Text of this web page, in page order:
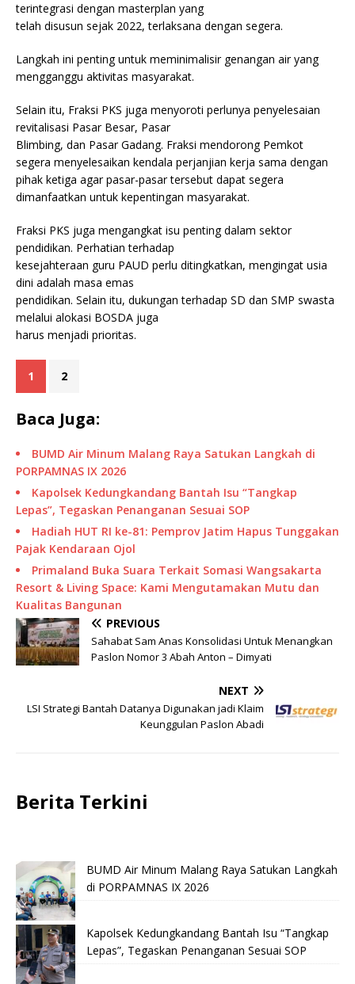
terintegrasi dengan masterplan yang
telah disusun sejak 2022, terlaksana dengan segera.
Langkah ini penting untuk meminimalisir genangan air yang
mengganggu aktivitas masyarakat.
Selain itu, Fraksi PKS juga menyoroti perlunya penyelesaian
revitalisasi Pasar Besar, Pasar
Blimbing, dan Pasar Gadang. Fraksi mendorong Pemkot
segera menyelesaikan kendala perjanjian kerja sama dengan
pihak ketiga agar pasar-pasar tersebut dapat segera
dimanfaatkan untuk kepentingan masyarakat.
Fraksi PKS juga mengangkat isu penting dalam sektor
pendidikan. Perhatian terhadap
kesejahteraan guru PAUD perlu ditingkatkan, mengingat usia
dini adalah masa emas
pendidikan. Selain itu, dukungan terhadap SD dan SMP swasta
melalui alokasi BOSDA juga
harus menjadi prioritas.
1 2
Baca Juga:
BUMD Air Minum Malang Raya Satukan Langkah di
PORPAMNAS IX 2026
Kapolsek Kedungkandang Bantah Isu “Tangkap
Lepas”, Tegaskan Penanganan Sesuai SOP
Hadiah HUT RI ke-81: Pemprov Jatim Hapus Tunggakan
Pajak Kendaraan Ojol
Primaland Buka Suara Terkait Somasi Wangsakarta
Resort & Living Space: Kami Mengutamakan Mutu dan
Kualitas Bangunan
PREVIOUS
Sahabat Sam Anas Konsolidasi Untuk Menangkan
Paslon Nomor 3 Abah Anton – Dimyati
NEXT
LSI Strategi Bantah Datanya Digunakan jadi Klaim
Keunggulan Paslon Abadi
Berita Terkini
BUMD Air Minum Malang Raya Satukan Langkah
di PORPAMNAS IX 2026
Kapolsek Kedungkandang Bantah Isu “Tangkap
Lepas”, Tegaskan Penanganan Sesuai SOP